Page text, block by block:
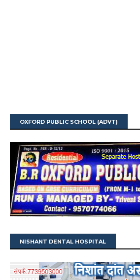
OXFORD PUBLIC SCHOOL (ADVT)
NISHANT DENTAL HOSPITAL